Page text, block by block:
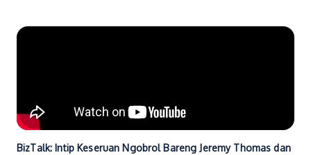
BizTalk: Intip Keseruan Ngobrol Bareng Jeremy Thomas dan